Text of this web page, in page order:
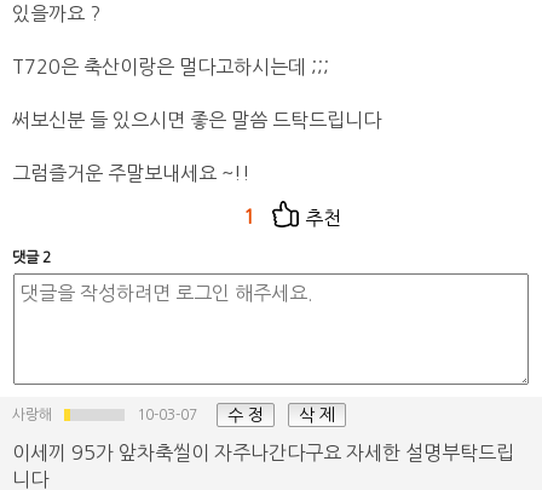
있을까요 ?
T720은 축산이랑은 멀다고하시는데 ;;;
써보신분 들 있으시면 좋은 말씀 드탁드립니다
그럼즐거운 주말보내세요 ~!!
1 추천
댓글 2
사랑해 10-03-07 수 정 삭 제
이세끼 95가 앞차축씰이 자주나간다구요 자세한 설명부탁드립
니다